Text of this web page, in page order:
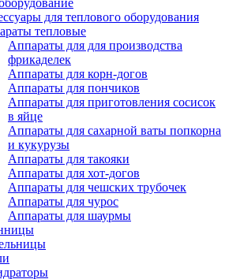
для теплового оборудования
тепловые
Аппараты для для производства
фрикаделек
Аппараты для корн-догов
Аппараты для пончиков
Аппараты для приготовления сосисок
в яйце
Аппараты для сахарной ваты попкорна
и кукурузы
Аппараты для такояки
Аппараты для хот-догов
Аппараты для чешских трубочек
Аппараты для чурос
Аппараты для шаурмы